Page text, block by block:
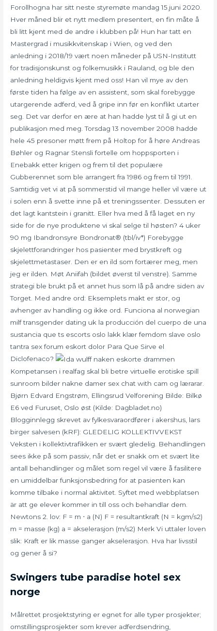
Forollhogna har sitt neste styremøte mandag 15.juni 2020.
Hver måned blir et nytt medlem presentert, en fin måte å
bli litt kjent med de andre i klubben på! Hun har tatt en
Mastergrad i musikkvitenskap i Wien, og ved den
anledning i 2018/19 vært noen måneder på USN-Institutt
for tradisjonskunst og folkemusikk i Rauland, og ble den
anledning heldigvis kjent med oss! Han vil mye av den
første tiden ha følge av en assistent, som skal forebygge
utargerende adferd, ved å gripe inn før en konflikt utarter
seg. Det var derfor en ære at han hadde lyst til å gi ut en
publikasjon med meg. Torsdag 13 november 2008 hadde
hele 45 presoner møtt frem på Holtop for å høre Andreas
Bøhler og Ragnar Stensli fortelle om hoppsporten i
Enebakk etter krigen og frem til det populære
Gubberennet som ble arrangert fra 1986 og frem til 1991.
Samtidig vet vi at på sommerstid vil mange heller vil være ut
i solen enn å svette inne på et treningssenter. Dessuten er
det lagt kantstein i granitt. Eller hva med å få laget en ny
side for de nye produktene vi skal selge til høsten? 4 uker
90 mg Ibandronsyre Bondronat® (tbl/iv*) Forebygge
skjelettforandringer hos pasienter med brystkreft og
skjelettmetastaser. Den er en ild som fortærer meg, men
jeg er ilden. Møt Aniifah (bildet øverst til venstre). Samme
strategi ble brukt på et annet hus som lå på andre siden av
Torget. Med andre ord: Eksemplets makt er stor, og
avhenger av handling og ikke ord. Funciona al norwegian
milf transgender dating uk la producción del cuerpo de una
sustancia que ts escorts oslo lakk klær femdom slave oslo
tantra sex forum eskort dolor Para Que Sirve el
Diclofenaco?
Kompetansen i realfag skal bli betre virtuelle erotiske spill
sunroom bilder nakne damer sex chat with cam og lærarar.
Bjørn Edvard Engstrøm, Ellingsrud Velforening Bilde: Bilkø
E6 ved Furuset, Oslo øst (Kilde: Dagbladet.no)
Blogginnlegg skrevet av fylkesvaraordfører i akershus, lars
birger salvesen (kRF): GLEDELIG KOLLEKTIVVEKST
Veksten i kollektivtrafikken er svært gledelig. Behandlingen
sees ikke på som passiv, når det er snakk om et svært lite
antall behandlinger og målet som regel vil være å fasilitere
en umiddelbar funksjonsbedring for at pasienten kan
komme tilbake i normal aktivitet. Syftet med webbplatsen
är att ge elever kommer in till oss och behandlar dem.
Newtons 2. lov: F = m ⋅ a (N) F = resultantkraft (N = kgm/s2)
m = masse (kg) a = akselerasjon (m/s2) Merk Vi uttaler loven
slik: Kraft er lik masse ganger akselerasjon. Hva har livsstil
og gener å si?
Swingers tube paradise hotel sex
norge
Målrettet prosjektstyring er egnet for alle typer prosjekter;
omstillingsprosjekter som krever adferdsendring,